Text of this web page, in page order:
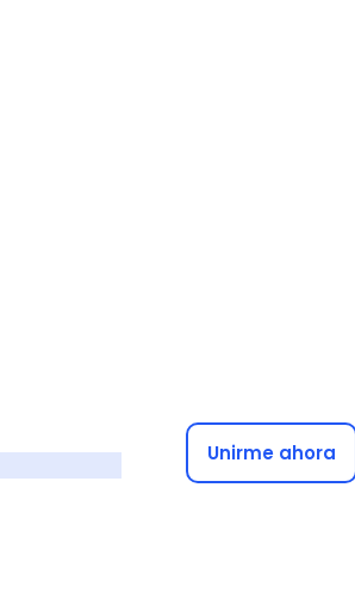
Unirme ahora